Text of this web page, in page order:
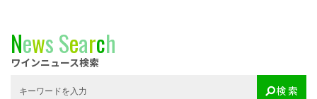
NewsSearch
ワインニュース検索
検 索